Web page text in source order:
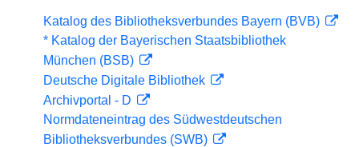
Katalog des Bibliotheksverbundes Bayern (BVB)
* Katalog der Bayerischen Staatsbibliothek
München (BSB)
Deutsche Digitale Bibliothek
Archivportal - D
Normdateneintrag des Südwestdeutschen
Bibliotheksverbundes (SWB)